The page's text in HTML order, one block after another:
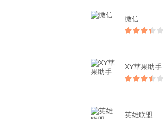
微信
XY苹果助手
英雄联盟